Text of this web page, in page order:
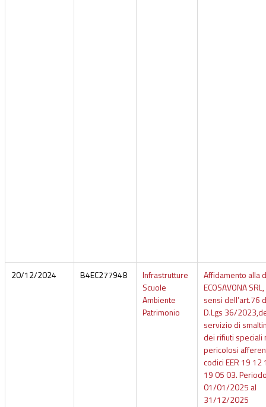
20/12/2024 B4EC277948
Infrastrutture
Scuole
Ambiente
Patrimonio
Affidamento alla
ECOSAVONA
sensi dell’art.76
D.Lgs 36/
servizio di
dei rifiuti speciali
pericolosi
codici EER 19 12
19 05 03.
01/01/2025 al
31/12/2025